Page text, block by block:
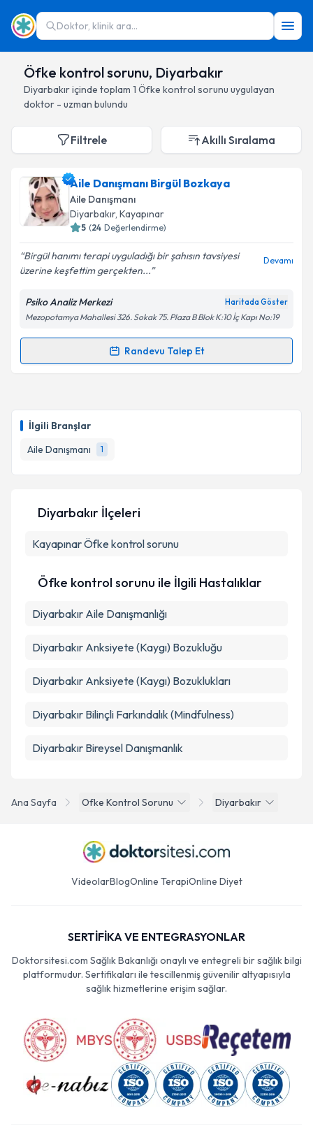
Doktor, klinik ara...
Öfke kontrol sorunu, Diyarbakır
Diyarbakıriçinde toplam 1 Öfke kontrol sorunu uygulayan
doktor - uzman bulundu
İlgili Branşlar
Aile Danışmanı
1
Filtrele Akıllı Sıralama
Aile Danışmanı Birgül Bozkaya
Aile Danışmanı
Diyarbakır, Kayapınar
5 (24 Değerlendirme)
Birgül hanımı terapi uyguladığı bir şahısın tavsiyesi
üzerine keşfettim gerçekten...
Devamı
Psiko Analiz Merkezi Haritada Göster
Mezopotamya Mahallesi 326. Sokak 75. Plaza B Blok K:10 İç Kapı No:19
Randevu Talep Et
Randevu Takvimi Talebi
için bir takvim hazırlandığında e-posta ile
bilgilendireceğiz.
E-posta Adresiniz
Kişisel verilerimin işlenmesine ilişkin
Takvim Talebini Gönder
Ana Sayfa Ofke Kontrol Sorunu Diyarbakır
Diyarbakır İlçeleri
KayapınarÖfke kontrol sorunu
Öfke kontrol sorunu ile İlgili Hastalıklar
Diyarbakır Aile Danışmanlığı
Diyarbakır Anksiyete (Kaygı) Bozukluğu
Diyarbakır Anksiyete (Kaygı) Bozuklukları
Diyarbakır Bilinçli Farkındalık (Mindfulness)
Diyarbakır Bireysel Danışmanlık
VideolarBlogOnline TerapiOnline Diyet
SERTİFİKA VE ENTEGRASYONLAR
Doktorsitesi.com Sağlık Bakanlığı onaylı ve entegreli bir sağlık bilgi
platformudur. Sertifikaları ile tescillenmiş güvenilir altyapısıyla
sağlık hizmetlerine erişim sağlar.